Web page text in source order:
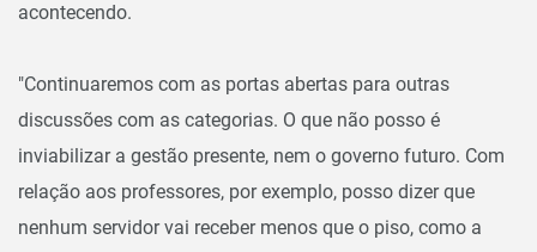
acontecendo.
"Continuaremos com as portas abertas para outras
discussões com as categorias. O que não posso é
inviabilizar a gestão presente, nem o governo futuro. Com
relação aos professores, por exemplo, posso dizer que
nenhum servidor vai receber menos que o piso, como a